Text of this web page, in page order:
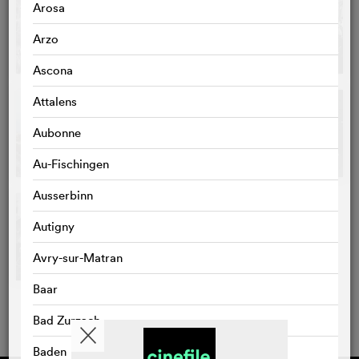
Arosa
Arzo
Ascona
Attalens
Aubonne
Au-Fischingen
Ausserbinn
Autigny
Avry-sur-Matran
Baar
Bad Zurzach
Baden